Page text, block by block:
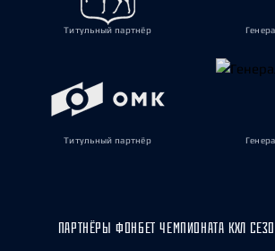
Титульный партнёр
Титульный партнёр
ПАРТНЁРЫ ФОНБЕТ ЧЕМПИОНАТА КХЛ